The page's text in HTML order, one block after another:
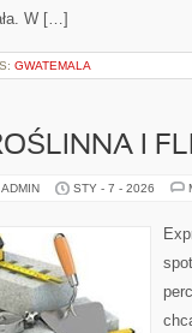
W […]
GWATEMALA
I
STY - 7 - 2026